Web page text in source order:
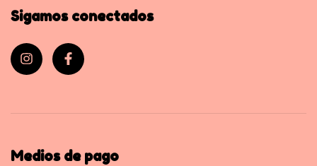
Sigamos conectados
Medios de pago